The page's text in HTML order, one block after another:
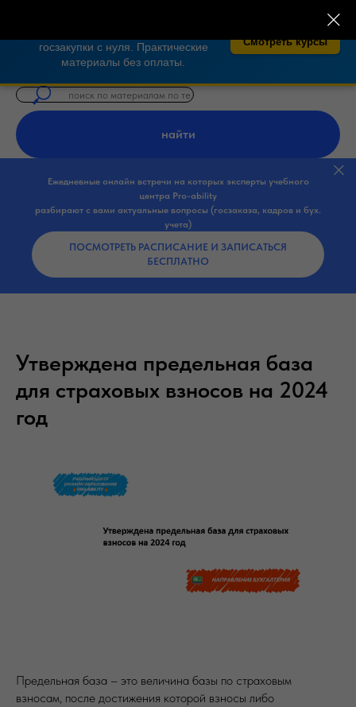
×
госзакупки с нуля. Практические
материалы без оплаты.
Смотреть курсы
найти
Ежедневные онлайн встречи на которых эксперты учебного
центра Pro-ability
разбирают с вами актуальные вопросы (госзаказа, кадров и бух.
учета)
ПОСМОТРЕТЬ РАСПИСАНИЕ И ЗАПИСАТЬСЯ
БЕСПЛАТНО
Утверждена предельная база
для страховых взносов на 2024
год
Предельная база – это величина базы по страховым
взносам, после достижения которой взносы либо